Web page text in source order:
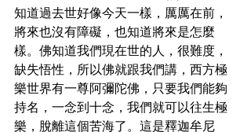
知道過去世好像今天一樣，厲厲在前，
將來也沒有障礙，也知道將來是怎麼
樣。佛知道我們現在世的人，很難度，
缺失悟性，所以佛就跟我們講，西方極
樂世界有一尊阿彌陀佛，只要我們能夠
持名，一念到十念，我們就可以往生極
樂，脫離這個苦海了。這是釋迦牟尼